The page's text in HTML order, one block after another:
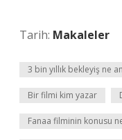
Tarih: Makaleler
3 bin yıllık bekleyiş ne
Bir filmi kim yazar
Fanaa filminin konusu